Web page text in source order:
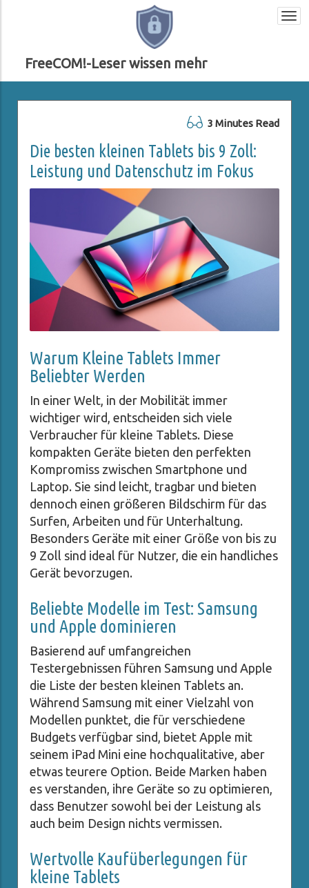
FreeCOM!-Leser wissen mehr
3 Minutes Read
Die besten kleinen Tablets bis 9 Zoll:
Leistung und Datenschutz im Fokus
Warum Kleine Tablets Immer
Beliebter Werden
In einer Welt, in der Mobilität immer
wichtiger wird, entscheiden sich viele
Verbraucher für kleine Tablets. Diese
kompakten Geräte bieten den perfekten
Kompromiss zwischen Smartphone und
Laptop. Sie sind leicht, tragbar und bieten
dennoch einen größeren Bildschirm für das
Surfen, Arbeiten und für Unterhaltung.
Besonders Geräte mit einer Größe von bis zu
9 Zoll sind ideal für Nutzer, die ein handliches
Gerät bevorzugen.
Beliebte Modelle im Test: Samsung
und Apple dominieren
Basierend auf umfangreichen
Testergebnissen führen Samsung und Apple
die Liste der besten kleinen Tablets an.
Während Samsung mit einer Vielzahl von
Modellen punktet, die für verschiedene
Budgets verfügbar sind, bietet Apple mit
seinem iPad Mini eine hochqualitative, aber
etwas teurere Option. Beide Marken haben
es verstanden, ihre Geräte so zu optimieren,
dass Benutzer sowohl bei der Leistung als
auch beim Design nichts vermissen.
Wertvolle Kaufüberlegungen für
kleine Tablets